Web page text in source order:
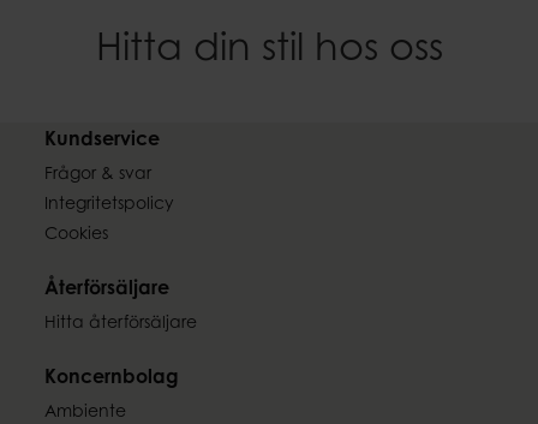
Hitta din stil hos oss
Kundservice
Frågor & svar
Integritetspolicy
Cookies
Återförsäljare
Hitta återförsäljare
Koncernbolag
Ambiente